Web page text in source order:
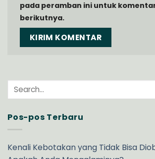
pada peramban ini untuk
berikutnya.
Pos-pos Terbaru
Kenali Kebotakan yang Tidak Bisa